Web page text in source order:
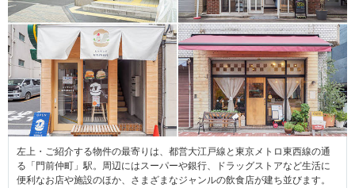
左上・ご紹介する物件の最寄りは、都営大江戸線と東京メトロ東西線の通
る「門前仲町」駅。周辺にはスーパーや銀行、ドラッグストアなど生活に
便利なお店や施設のほか、さまざまなジャンルの飲食店が建ち並びます。